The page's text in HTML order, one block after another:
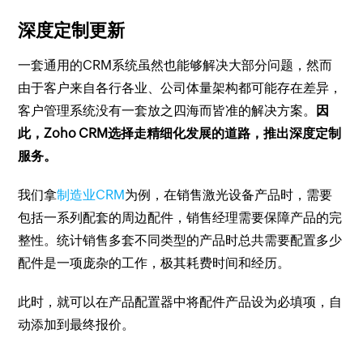
深度定制更新
一套通用的CRM系统虽然也能够解决大部分问题，然而
由于客户来自各行各业、公司体量架构都可能存在差异，
客户管理系统没有一套放之四海而皆准的解决方案。
因
此，Zoho CRM选择走精细化发展的道路，推出深度定制
服务。
我们拿制造业CRM为例，在销售激光设备产品时，需要
包括一系列配套的周边配件，销售经理需要保障产品的完
整性。统计销售多套不同类型的产品时总共需要配置多少
配件是一项庞杂的工作，极其耗费时间和经历。
此时，就可以在产品配置器中将配件产品设为必填项，自
动添加到最终报价。